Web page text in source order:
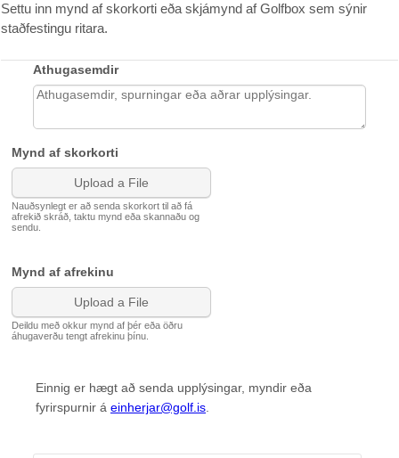
Settu inn mynd af skorkorti eða skjámynd af Golfbox sem sýnir
staðfestingu ritara.
Athugasemdir
Mynd af skorkorti
Upload a File
Nauðsynlegt er að senda skorkort til að fá
afrekið skráð, taktu mynd eða skannaðu og
sendu.
Mynd af afrekinu
Upload a File
Deildu með okkur mynd af þér eða öðru
áhugaverðu tengt afrekinu þínu.
Einnig er hægt að senda upplýsingar, myndir eða
fyrirspurnir á einherjar@golf.is